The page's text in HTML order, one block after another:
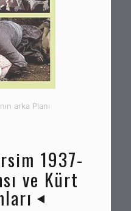
arka Planı
1937-
ve Kürt